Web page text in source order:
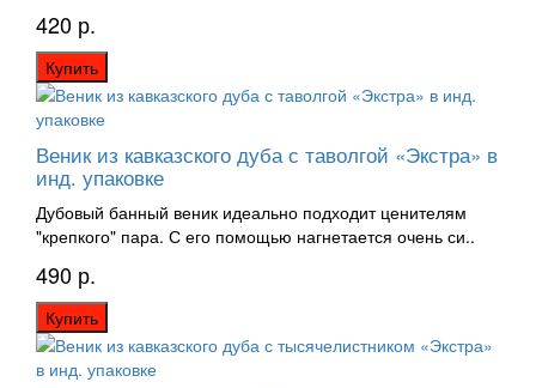
420 р.
Купить
Веник из кавказского дуба с таволгой «Экстра» в
инд. упаковке
Дубовый банный веник идеально подходит ценителям
"крепкого" пара. С его помощью нагнетается очень си..
490 р.
Купить